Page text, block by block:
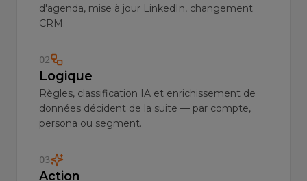
d'agenda, mise à jour LinkedIn, changement
CRM.
02
Logique
Règles, classification IA et enrichissement de
données décident de la suite — par compte,
persona ou segment.
03
Action